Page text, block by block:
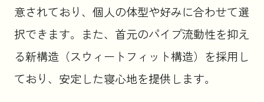
意されており、個人の体型や好みに合わせて選
択できます。また、首元のパイプ流動性を抑え
る新構造（スウィートフィット構造）を採用し
ており、安定した寝心地を提供します。